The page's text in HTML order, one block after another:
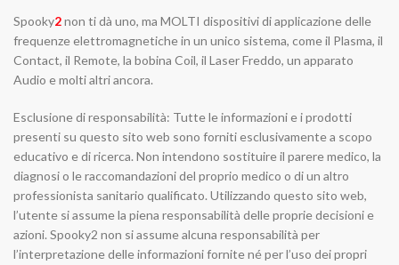
Spooky2non ti dà uno, ma MOLTI dispositivi di applicazione delle
frequenze elettromagnetiche in un unico sistema, come il Plasma, il
Contact, il Remote, la bobina Coil, il Laser Freddo, un apparato
Audio e molti altri ancora.
Esclusione di responsabilità: Tutte le informazioni e i prodotti
presenti su questo sito web sono forniti esclusivamente a scopo
educativo e di ricerca. Non intendono sostituire il parere medico, la
diagnosi o le raccomandazioni del proprio medico o di un altro
professionista sanitario qualificato. Utilizzando questo sito web,
l’utente si assume la piena responsabilità delle proprie decisioni e
azioni. Spooky2 non si assume alcuna responsabilità per
l’interpretazione delle informazioni fornite né per l’uso dei propri